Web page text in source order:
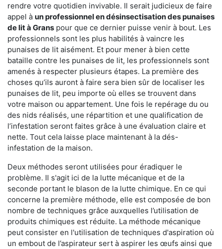
rendre votre quotidien invivable. Il serait judicieux de faire
appel à un professionnel en désinsectisation des punaises
de lit à Grans pour que ce dernier puisse venir à bout. Les
professionnels sont les plus habilités à vaincre les
punaises de lit aisément. Et pour mener à bien cette
bataille contre les punaises de lit, les professionnels sont
amenés à respecter plusieurs étapes. La première des
choses qu’ils auront à faire sera bien sûr de localiser les
punaises de lit, peu importe où elles se trouvent dans
votre maison ou appartement. Une fois le repérage du ou
des nids réalisés, une répartition et une qualification de
l’infestation seront faites grâce à une évaluation claire et
nette. Tout cela laisse place maintenant à la dés-
infestation de la maison.
Deux méthodes seront utilisées pour éradiquer le
problème. Il s'agit ici de la lutte mécanique et de la
seconde portant le blason de la lutte chimique. En ce qui
concerne la première méthode, elle est composée de bon
nombre de techniques grâce auxquelles l’utilisation de
produits chimiques est réduite. La méthode mécanique
peut consister en l'utilisation de techniques d'aspiration où
un embout de l’aspirateur sert à aspirer les œufs ainsi que